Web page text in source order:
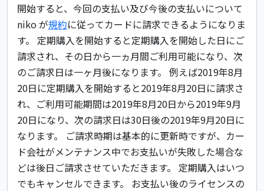
開始すると、今回の支払い及び今後の支払いについて
niko が規約に従ってカードに請求できるようになりま
す。 定期購入を開始すると定期購入を開始した日にご
請求され、その日から一ヵ月間ご利用可能になり、次
のご請求日は一ヶ月後になります。 例えば2019年8月
20日に定期購入を開始すると2019年8月20日に請求さ
れ、ご利用可能期間は2019年8月20日から2019年9月
20日になり、次の請求日は30日後の2019年9月20日に
なります。 ご請求時期は基本的に更新時ですが、カー
ド会社がメンテナンス中でお支払いが失敗した場合な
どは後日ご請求させていただきます。 定期購入はいつ
でもキャンセルできます。 お支払い後のライセンスの